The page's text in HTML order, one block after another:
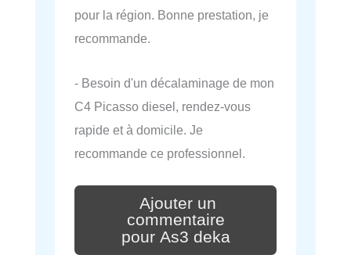
pour la région. Bonne prestation, je
recommande.
- Besoin d'un décalaminage de mon
C4 Picasso diesel, rendez-vous
rapide et à domicile. Je
recommande ce professionnel.
Ajouter un
commentaire
pour As3 deka